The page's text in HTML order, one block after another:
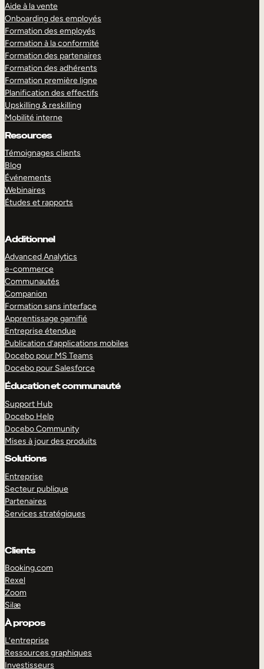
Aide à la vente
Onboarding des employés
Formation des employés
Formation à la conformité
Formation des partenaires
Formation des adhérents
Formation première ligne
Planification des effectifs
Upskilling & reskilling
Mobilité interne
Resources
Témoignages clients
Blog
Événements
Webinaires
Études et rapports
Additionnel
Advanced Analytics
e-commerce
Communautés
Companion
Formation sans interface
Apprentissage gamifié
Entreprise étendue
Publication d’applications mobiles
Docebo pour MS Teams
Docebo pour Salesforce
Éducation et communauté
Support Hub
Docebo Help
Docebo Community
Mises à jour des produits
Solutions
Entreprise
Secteur publique
Partenaires
Services stratégiques
Clients
Booking.com
Rexel
Zoom
Silæ
À propos
L’entreprise
Ressources graphiques
Investisseurs